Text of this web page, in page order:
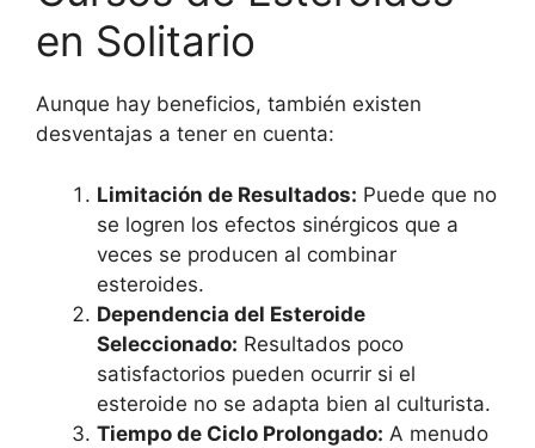
en Solitario
Aunque hay beneficios, también existen
desventajas a tener en cuenta:
Limitación de Resultados: Puede que no
se logren los efectos sinérgicos que a
veces se producen al combinar
esteroides.
Dependencia del Esteroide
Seleccionado: Resultados poco
satisfactorios pueden ocurrir si el
esteroide no se adapta bien al culturista.
Tiempo de Ciclo Prolongado: A menudo